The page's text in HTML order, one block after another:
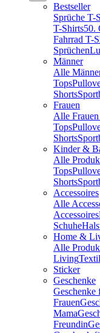
Bestseller
Sprüche T-
T-Shirts50.
Fahrrad T-
Sprüchen
Männer
Alle
Tops
Shorts
Frauen
Alle
Tops
Shorts
Kinder &
Alle
Tops
Shorts
Accessoires
Alle
Accessoires
Schuhe
Home &
Alle
Living
Sticker
Geschenke
Geschenke
Frauen
Mama
Freundin